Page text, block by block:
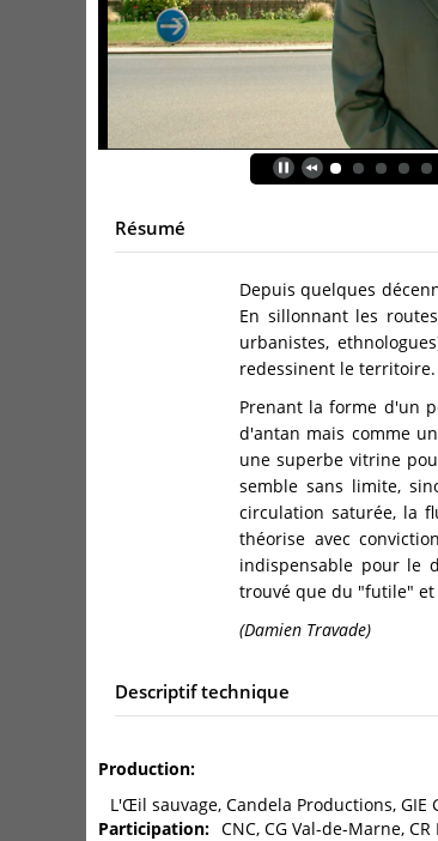
Résumé
Depuis quelques
En sillonnant les
urbanistes,
redessinent le territoire.
Prenant la forme d'un
d'antan mais comme
une superbe vitrine
semble sans limite,
circulation saturée, la
théorise avec
indispensable pour le
trouvé que du "futile"
(Damien Travade)
Descriptif technique
Production
L'Œil sauvage, Candela Productions, GIE
Participation
CNC, CG Val-de-Marne,